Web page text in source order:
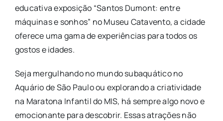
educativa exposição “Santos Dumont: entre
máquinas e sonhos” no Museu Catavento, a cidade
oferece uma gama de experiências para todos os
gostos e idades.
Seja mergulhando no mundo subaquático no
Aquário de São Paulo ou explorando a criatividade
na Maratona Infantil do MIS, há sempre algo novo e
emocionante para descobrir. Essas atrações não